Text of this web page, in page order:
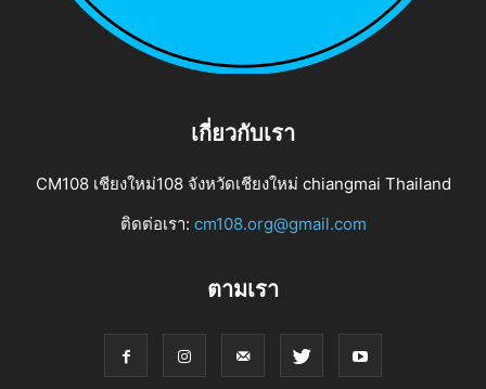
เกี่ยวกับเรา
CM108 เชียงใหม่108 จังหวัดเชียงใหม่ chiangmai Thailand
ติดต่อเรา: cm108.org@gmail.com
ตามเรา